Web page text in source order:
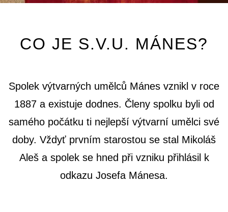
CO JE S.V.U. MÁNES?
Spolek výtvarných umělců Mánes vznikl v roce
1887 a existuje dodnes. Členy spolku byli od
samého počátku ti nejlepší výtvarní umělci své
doby. Vždyť prvním starostou se stal Mikoláš
Aleš a spolek se hned při vzniku přihlásil k
odkazu Josefa Mánesa.